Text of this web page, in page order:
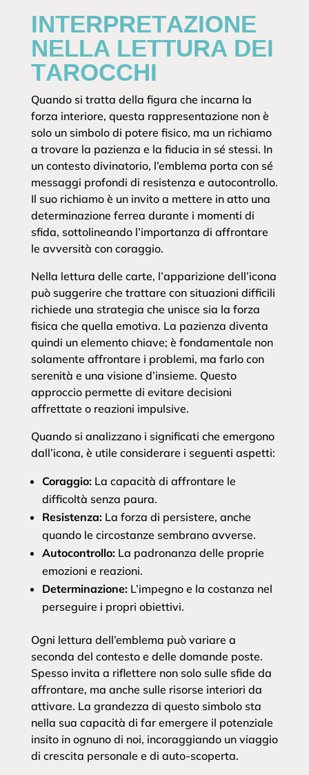
INTERPRETAZIONE
NELLA LETTURA DEI
TAROCCHI
Quando si tratta della figura che incarna la
forza interiore, questa rappresentazione non è
solo un simbolo di potere fisico, ma un richiamo
a trovare la pazienza e la fiducia in sé stessi. In
un contesto divinatorio, l’emblema porta con sé
messaggi profondi di resistenza e autocontrollo.
Il suo richiamo è un invito a mettere in atto una
determinazione ferrea durante i momenti di
sfida, sottolineando l’importanza di affrontare
le avversità con coraggio.
Nella lettura delle carte, l’apparizione dell’icona
può suggerire che trattare con situazioni difficili
richiede una strategia che unisce sia la forza
fisica che quella emotiva. La pazienza diventa
quindi un elemento chiave; è fondamentale non
solamente affrontare i problemi, ma farlo con
serenità e una visione d’insieme. Questo
approccio permette di evitare decisioni
affrettate o reazioni impulsive.
Quando si analizzano i significati che emergono
dall’icona, è utile considerare i seguenti aspetti:
Coraggio:La capacità di affrontare le
difficoltà senza paura.
Resistenza:La forza di persistere, anche
quando le circostanze sembrano avverse.
Autocontrollo:La padronanza delle proprie
emozioni e reazioni.
Determinazione:L’impegno e la costanza nel
perseguire i propri obiettivi.
Ogni lettura dell’emblema può variare a
seconda del contesto e delle domande poste.
Spesso invita a riflettere non solo sulle sfide da
affrontare, ma anche sulle risorse interiori da
attivare. La grandezza di questo simbolo sta
nella sua capacità di far emergere il potenziale
insito in ognuno di noi, incoraggiando un viaggio
di crescita personale e di auto-scoperta.